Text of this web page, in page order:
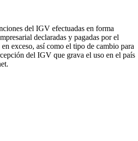
del IGV efectuadas en forma
declaradas y pagadas por el
exceso, así como el tipo de cambio para
del IGV que grava el uso en el país